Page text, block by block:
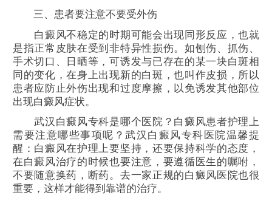
三、患者要注意不要受外伤
白癜风不稳定的时期可能会出现同形反应，也就
是指正常皮肤在受到非特异性损伤。如刨伤、抓伤、
手术切口、日晒等，可诱发与已存在的某一块白斑相
同的变化，在身上出现新的白斑，也叫作皮损，所以
患者应防止外伤出现和过度摩擦，以免诱发其他部位
出现白癜风症状。
武汉白癜风专科是哪个医院？白癜风患者护理上
需要注意哪些事项呢？武汉白癜风专科医院温馨提
醒：白癜风在护理上要坚持，还要保持科学的态度，
在白癜风治疗的时候也要注意，要遵循医生的嘱咐，
不要随意换药，断药。去一家正规的白癜风医院也很
重要，这样才能得到靠谱的治疗。